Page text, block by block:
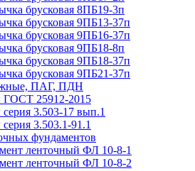
брусковая 8ПБ19-3п
брусковая 9ПБ13-37п
брусковая 9ПБ16-37п
брусковая 9ПБ18-8п
брусковая 9ПБ18-37п
брусковая 9ПБ21-37п
ПАГ, ПДН
25912-2015
3.503-17 вып.1
3.503.1-91.1
фундаментов
ленточный ФЛ 10-8-1
ленточный ФЛ 10-8-2